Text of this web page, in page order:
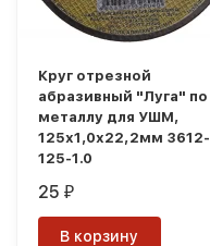
Круг отрезной
абразивный "Луга" по
металлу для УШМ,
125х1,0х22,2мм 3612-
125-1.0
25₽
В корзину